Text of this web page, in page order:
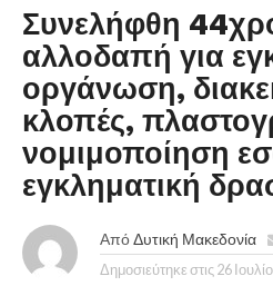
Συνελήφθη
αλλοδαπή για
οργάνωση,
κλοπές,
νομιμοποίηση
εγκληματική
Από Δυτική Μακεδονία
Δημοσιεύτηκε στις 26